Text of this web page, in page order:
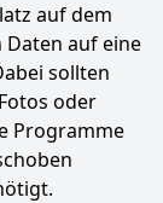
auf dem
Daten auf eine
sollten
oder
Programme